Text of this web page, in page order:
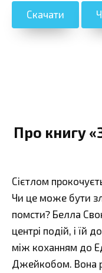
Скачати
Про книгу
Сієтлом
Чи це може бути
помсти? Белла
центрі подій, і їй
між коханням до
Джейкобом. Вона